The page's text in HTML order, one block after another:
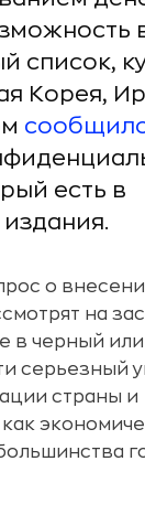
список,
Корея,
есть в
о
на
в черный
серьезный
страны и